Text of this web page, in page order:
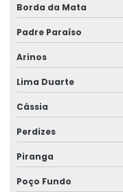
Borda da Mata
Padre Paraíso
Arinos
Lima Duarte
Cássia
Perdizes
Piranga
Poço Fundo